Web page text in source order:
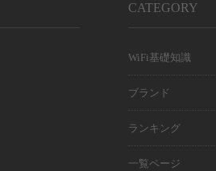
CATEGORY
WiFi基礎知識
ブランド
ランキング
一覧ページ